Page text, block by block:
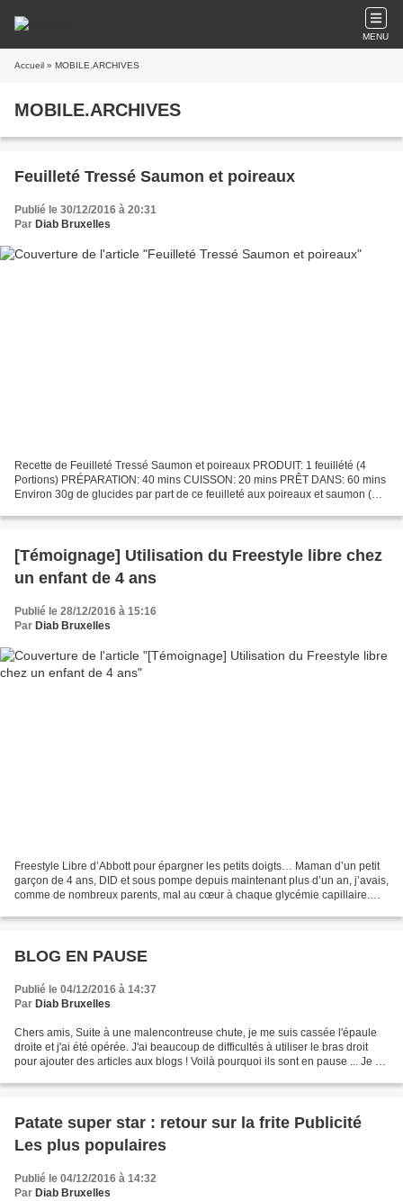
MENU
Accueil » MOBILE.ARCHIVES
MOBILE.ARCHIVES
Feuilleté Tressé Saumon et poireaux
Publié le 30/12/2016 à 20:31
Par Diab Bruxelles
Recette de Feuilleté Tressé Saumon et poireaux PRODUIT: 1 feuillété (4
Portions) PRÉPARATION: 40 mins CUISSON: 20 mins PRÊT DANS: 60 mins
Environ 30g de glucides par part de ce feuilleté aux poireaux et saumon (
[Témoignage] Utilisation du Freestyle libre chez
un enfant de 4 ans
Publié le 28/12/2016 à 15:16
Par Diab Bruxelles
Freestyle Libre d’Abbott pour épargner les petits doigts… Maman d’un petit
garçon de 4 ans, DID et sous pompe depuis maintenant plus d’un an, j’avais,
comme de nombreux parents, mal au cœur à chaque glycémie capillaire.
BLOG EN PAUSE
Publié le 04/12/2016 à 14:37
Par Diab Bruxelles
Chers amis, Suite à une malencontreuse chute, je me suis cassée l'épaule
droite et j'ai été opérée. J'ai beaucoup de difficultés à utiliser le bras droit
pour ajouter des articles aux blogs ! Voilà pourquoi ils sont en pause ... Je ne
Patate super star : retour sur la frite Publicité
Les plus populaires
Publié le 04/12/2016 à 14:32
Par Diab Bruxelles